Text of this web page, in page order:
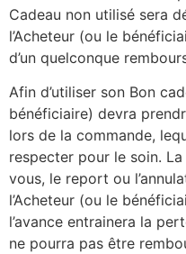
Cadeau non utilisé sera
l’Acheteur (ou le
d’un quelconque
Afin d’utiliser son Bon
bénéficiaire) devra
lors de la commande,
respecter pour le soin.
vous, le report ou
l’Acheteur (ou le
l’avance entrainera la
ne pourra pas être